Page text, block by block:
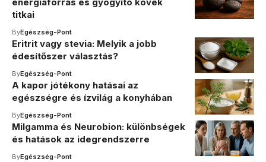
energiaforrás és gyógyító kövek
titkai
ByEgészség-Pont
Eritrit vagy stevia: Melyik a jobb
édesítőszer választás?
ByEgészség-Pont
A kapor jótékony hatásai az
egészségre és ízvilág a konyhában
ByEgészség-Pont
Milgamma és Neurobion: különbségek
és hatások az idegrendszerre
ByEgészség-Pont